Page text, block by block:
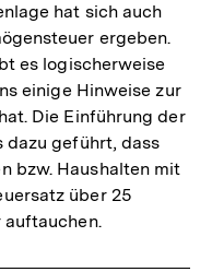
hat sich auch
ergeben.
es logischerweise
einige Hinweise zur
Die Einführung der
geführt, dass
bzw. Haushalten mit
über 25